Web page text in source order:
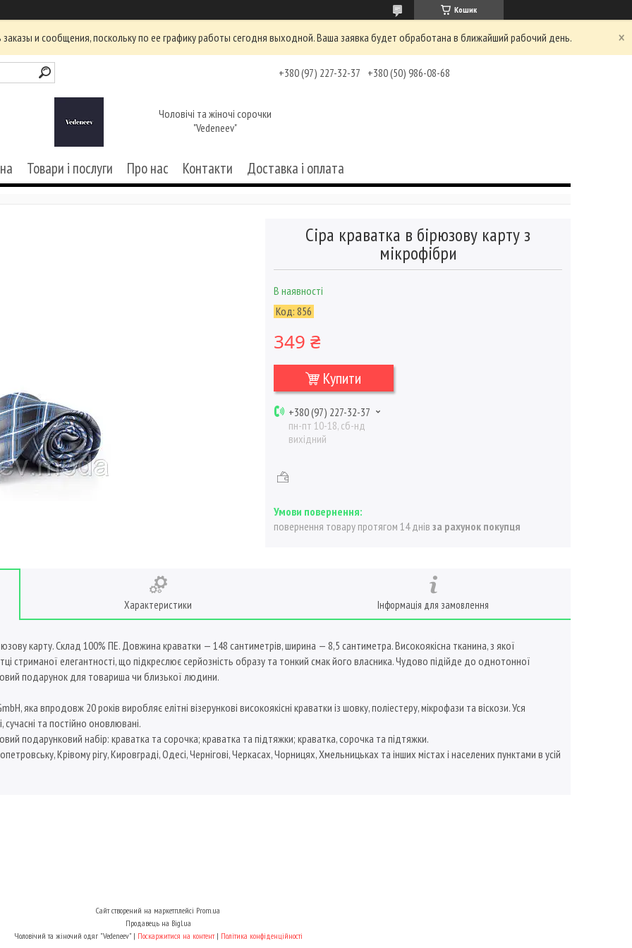
Кошик
и сообщения, поскольку по ее графику работы сегодня выходной. Ваша заявка будет обработана в ближайший рабочий день.
+380 (97) 227-32-37 +380 (50) 986-08-68
Чоловічі та жіночі сорочки
"Vedeneev"
Товари і послуги Про нас Контакти Доставка і оплата
Сіра краватка в бірюзову карту з
мікрофібри
В наявності
Код: 856
349 ₴
Купити
+380 (97) 227-32-37
пн-пт 10-18, сб-нд
вихідний
повернення товару протягом 14 днів за рахунок покупця
Характеристики Інформація для замовлення
карту. Склад 100% ПЕ. Довжина краватки — 148 сантиметрів, ширина — 8,5 сантиметра. Високоякісна тканина, з якої
стриманої елегантності, що підкреслює серйозність образу та тонкий смак його власника. Чудово підійде до однотонної
подарунок для товариша чи близької людини.
яка впродовж 20 років виробляє елітні візерункові високоякісні краватки із шовку, поліестеру, мікрофази та віскози. Уся
сучасні та постійно оновлювані.
подарунковий набір: краватка та сорочка; краватка та підтяжки; краватка, сорочка та підтяжки.
Крівому рігу, Кировграді, Одесі, Чернігові, Черкасах, Чорницях, Хмельницьках та інших містах і населених пунктами в усій
Сайт створений на маркетплейсі Prom.ua
Продавець на Bigl.ua
Чоловічий та жіночий одяг "Vedeneev" | Поскаржитися на контент | Політика конфіденційності